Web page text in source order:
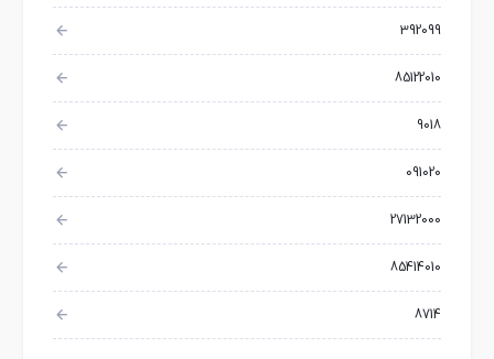
392099
85122010
9018
091020
27132000
85414010
8714